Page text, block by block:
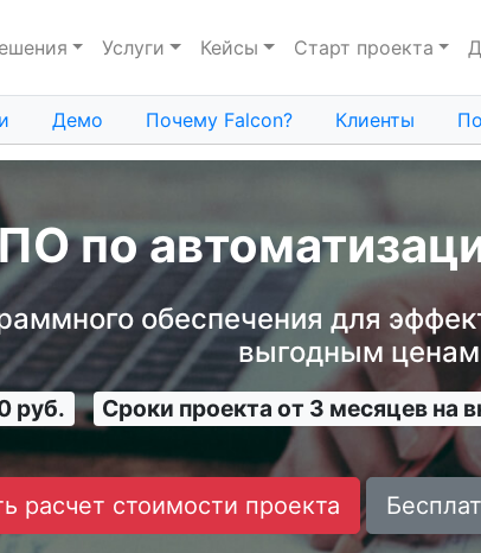
Услуги Кейсы Старт проекта
Демо Почему Falcon? Клиенты
по
обеспечения для
выгодным ценам
руб. Сроки проекта от 3 месяцев на
расчет стоимости проекта